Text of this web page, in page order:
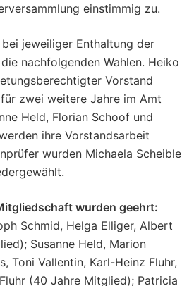
einstimmig zu.
jeweiliger Enthaltung der
nachfolgenden Wahlen. Heiko
Vorstand
zwei weitere Jahre im Amt
Held, Florian Schoof und
ihre Vorstandsarbeit
wurden Michaela Scheible
wurden geehrt:
Schmid, Helga Elliger, Albert
Susanne Held, Marion
Toni Vallentin, Karl-Heinz Fluhr,
(40 Jahre Mitglied); Patricia